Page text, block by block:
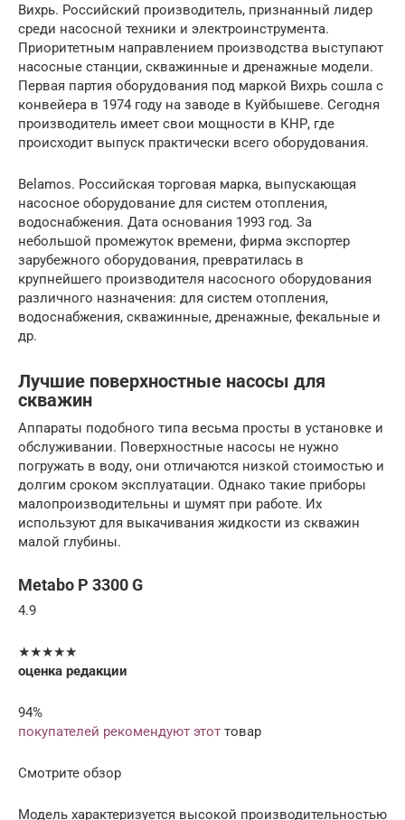
Вихрь. Российский производитель, признанный лидер
среди насосной техники и электроинструмента.
Приоритетным направлением производства выступают
насосные станции, скважинные и дренажные модели.
Первая партия оборудования под маркой Вихрь сошла с
конвейера в 1974 году на заводе в Куйбышеве. Сегодня
производитель имеет свои мощности в КНР, где
происходит выпуск практически всего оборудования.
Belamos. Российская торговая марка, выпускающая
насосное оборудование для систем отопления,
водоснабжения. Дата основания 1993 год. За
небольшой промежуток времени, фирма экспортер
зарубежного оборудования, превратилась в
крупнейшего производителя насосного оборудования
различного назначения: для систем отопления,
водоснабжения, скважинные, дренажные, фекальные и
др.
Лучшие поверхностные насосы для
скважин
Аппараты подобного типа весьма просты в установке и
обслуживании. Поверхностные насосы не нужно
погружать в воду, они отличаются низкой стоимостью и
долгим сроком эксплуатации. Однако такие приборы
малопроизводительны и шумят при работе. Их
используют для выкачивания жидкости из скважин
малой глубины.
Metabo P 3300 G
4.9
★★★★★
оценка редакции
94%
покупателей рекомендуют этот товар
Смотрите обзор
Модель характеризуется высокой производительностью